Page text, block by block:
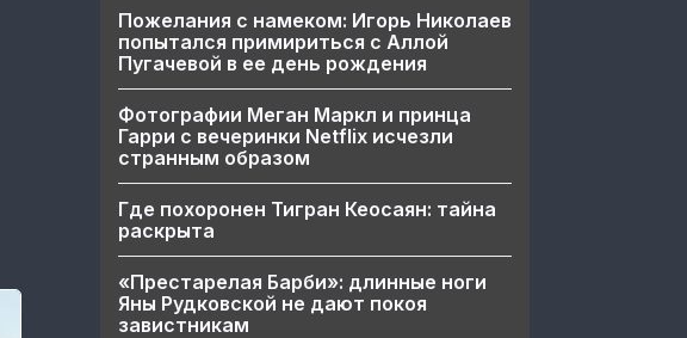
Пожелания с намеком: Игорь Николаев
попытался примириться с Аллой
Пугачевой в ее день рождения
Фотографии Меган Маркл и принца
Гарри с вечеринки Netflix исчезли
странным образом
Где похоронен Тигран Кеосаян: тайна
раскрыта
«Престарелая Барби»: длинные ноги
Яны Рудковской не дают покоя
завистникам